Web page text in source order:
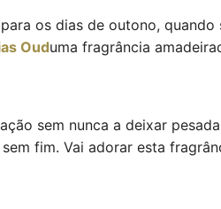
os dias de outono,
Ouduma fragrância
sem nunca a deixar
fim. Vai adorar esta